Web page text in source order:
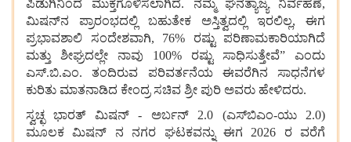
ಪಿಡುಗಿನಿಂದ ಮುಕ್ತಗೊಳಿಸಲಾಗಿದೆ. ನಮ್ಮ ಘನತ್ಯಾಜ್ಯ ನಿರ್ವಹಣೆ,
ಮಿಷನ್‌ನ ಪ್ರಾರಂಭದಲ್ಲಿ ಬಹುತೇಕ ಅಸ್ತಿತ್ವದಲ್ಲಿ ಇರಲಿಲ್ಲ, ಈಗ
ಪ್ರಭಾವಶಾಲಿ ಸಂದೇಶವಾಗಿ, 76% ರಷ್ಟು ಪರಿಣಾಮಕಾರಿಯಾಗಿದೆ
ಮತ್ತು ಶೀಘ್ರದಲ್ಲೇ ನಾವು 100% ರಷ್ಟು ಸಾಧಿಸುತ್ತೇವೆ” ಎಂದು
ಎಸ್‌.ಬಿ.ಎಂ. ತಂದಿರುವ ಪರಿವರ್ತನೆಯ ಈವರೆಗಿನ ಸಾಧನೆಗಳ
ಕುರಿತು ಮಾತನಾಡಿದ ಕೇಂದ್ರ ಸಚಿವ ಶ್ರೀ ಪುರಿ ಅವರು ಹೇಳಿದರು.
ಸ್ವಚ್ಛ ಭಾರತ್ ಮಿಷನ್ - ಅರ್ಬನ್ 2.0 (ಎಸ್‌ಬಿಎಂ-ಯು 2.0)
ಮೂಲಕ ಮಿಷನ್‌ ನ ನಗರ ಘಟಕವನ್ನು ಈಗ 2026 ರ ವರೆಗೆ